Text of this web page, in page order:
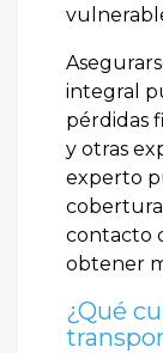
integral
pérdidas
y otras
experto
cobertura
contacto
obtener
¿Qué